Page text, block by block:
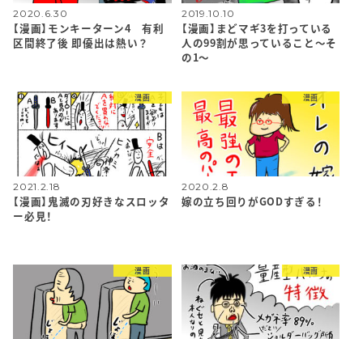
2020.6.30
【漫画】モンキーターン4 有利
区間終了後 即優出は熱い？
2019.10.10
【漫画】まどマギ3を打っている
人の99割が思っていること〜そ
の1〜
漫画
2021.2.18
【漫画】鬼滅の刃好きなスロッタ
ー必見！
漫画
2020.2.8
嫁の立ち回りがGODすぎる！
漫画 漫画